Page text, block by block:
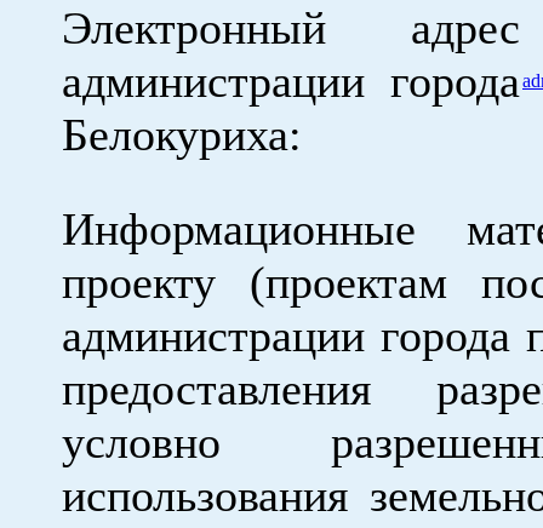
Электронный адрес
администрации города
Белокуриха:
Информационные
проекту (проектам
администрации города
предоставления
условно
использования